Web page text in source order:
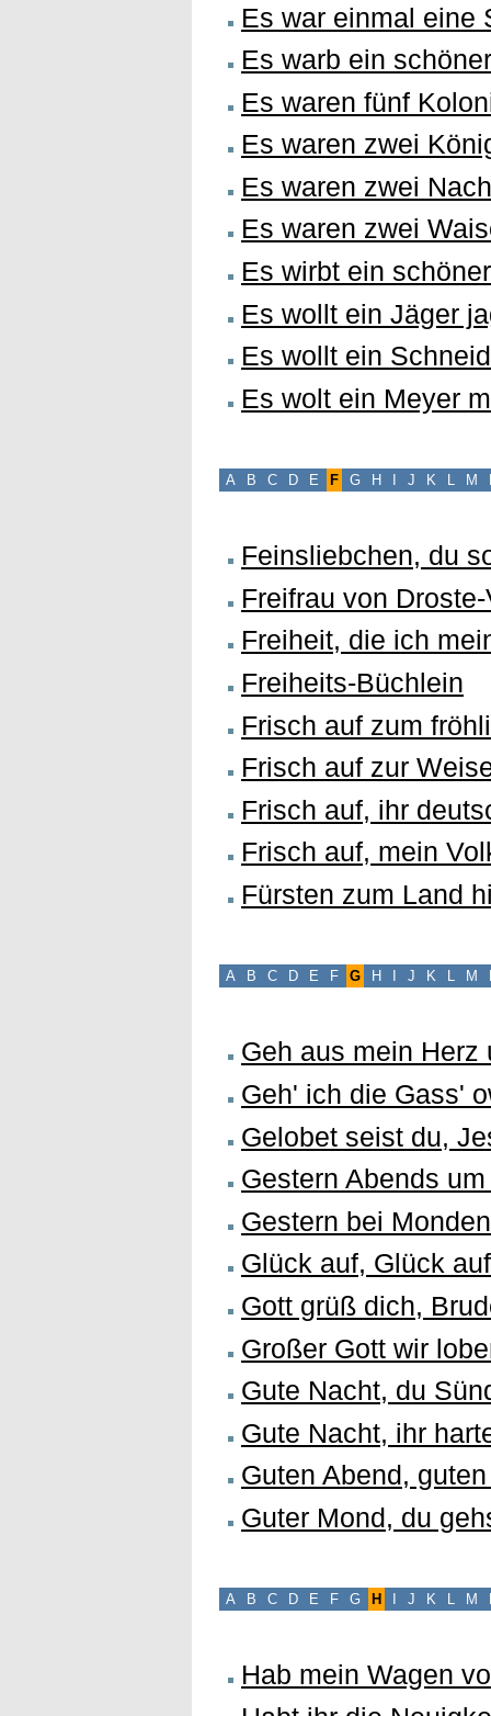
Es war einmal eine
Es warb ein
Es waren fünf
Es waren zwei
Es waren zwei
Es waren zwei
Es wirbt ein
Es wollt ein Jäger
Es wollt ein
Es wolt ein Meyer
A B C D E F G H J K L M
Feinsliebchen, du
Freifrau von
Freiheit, die ich
Freiheits-Büchlein
Frisch auf zum
Frisch auf zur
Frisch auf, ihr
Frisch auf, mein
Fürsten zum Land
A B C D E F G H J K L M
Geh aus mein Herz
Geh' ich die Gass'
Gelobet seist du,
Gestern Abends
Gestern bei
Glück auf, Glück
Gott grüß dich,
Großer Gott wir
Gute Nacht, du
Gute Nacht, ihr
Guten Abend,
Guter Mond, du
A B C D E F G H J K L M
Hab mein Wagen